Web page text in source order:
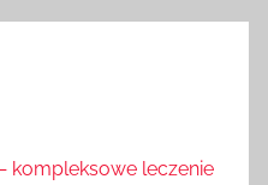
kompleksowe leczenie